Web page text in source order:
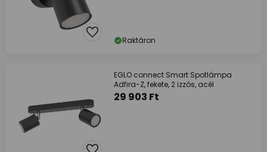
Raktáron
EGLO connect Smart Spotlámpa
Adfira-Z, fekete, 2 izzós, acél
29 903 Ft